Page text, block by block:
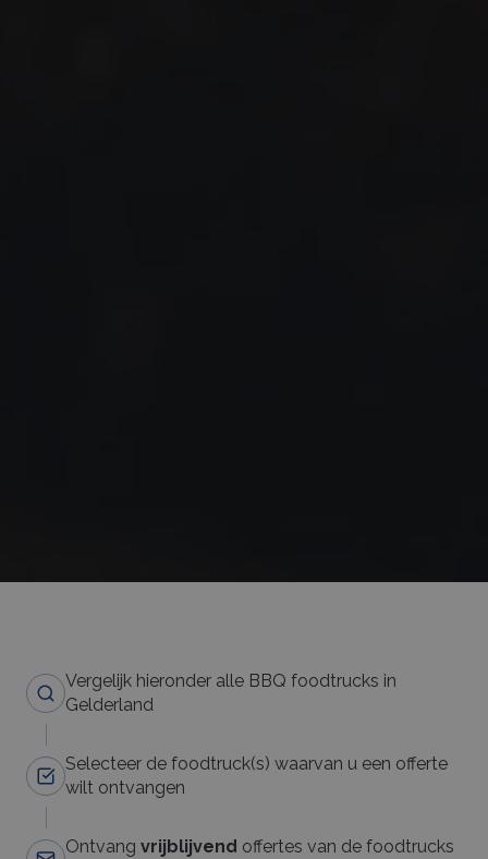
Vergelijk hieronder alle BBQ foodtrucks in
Gelderland
Selecteer de foodtruck(s) waarvan u een offerte
wilt ontvangen
Ontvang vrijblijvend offertes van de foodtrucks